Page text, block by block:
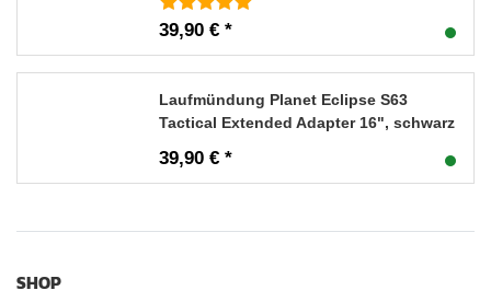
39,90 € *
Laufmündung Planet Eclipse S63
Tactical Extended Adapter 16", schwarz
39,90 € *
SHOP